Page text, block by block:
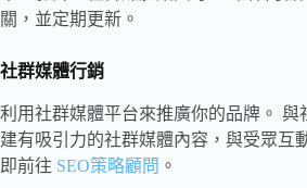
關，並定期更新。
社群媒體行銷
利用社群媒體平台來推廣你的品牌。 與
建有吸引力的社群媒體內容，與受眾互
即前往 SEO策略顧問 。